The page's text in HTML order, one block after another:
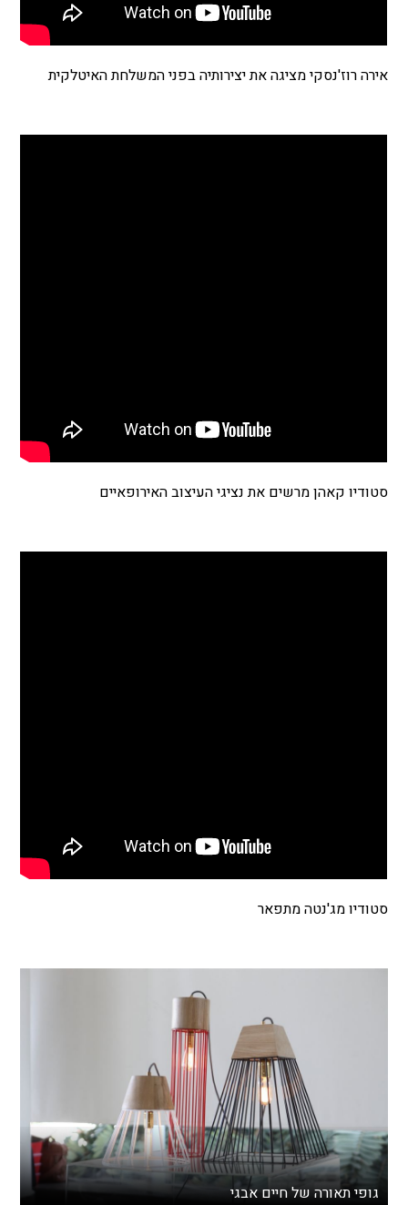
אירה רוז'נסקי מציגה את יצירותיה בפני המשלחת האיטלקית
סטודיו קאהן מרשים את נציגי העיצוב האירופאיים
סטודיו מג'נטה מתפאר
גופי תאורה של חיים אבגי